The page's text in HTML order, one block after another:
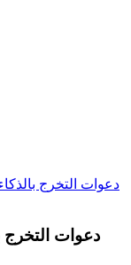
دعوات التخرج
دعوات التخرج